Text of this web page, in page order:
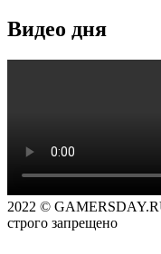
Видео дня
2022 ©
строго запрещено